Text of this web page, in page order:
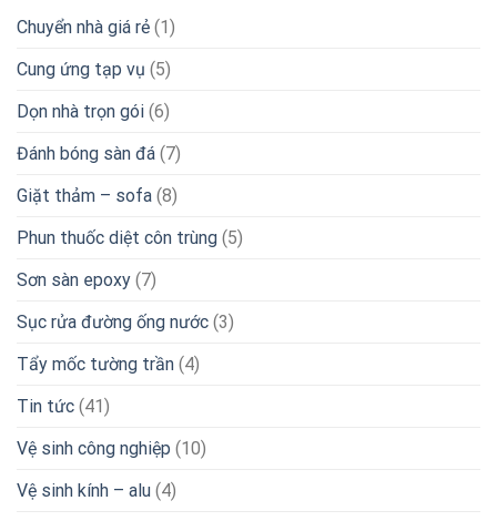
Chuyển nhà giá rẻ (1)
Cung ứng tạp vụ (5)
Dọn nhà trọn gói (6)
Đánh bóng sàn đá (7)
Giặt thảm – sofa (8)
Phun thuốc diệt côn trùng (5)
Sơn sàn epoxy (7)
Sục rửa đường ống nước (3)
Tẩy mốc tường trần (4)
Tin tức (41)
Vệ sinh công nghiệp (10)
Vệ sinh kính – alu (4)